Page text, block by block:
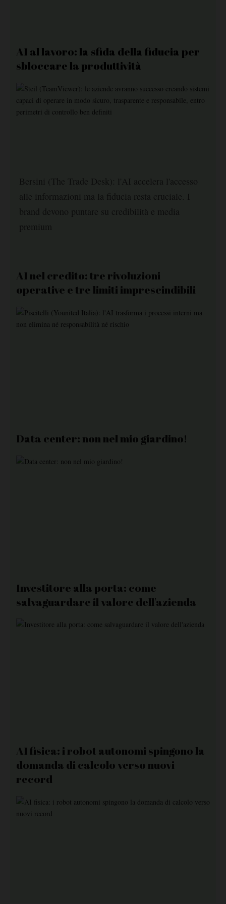
AI al lavoro: la sfida della fiducia per
sbloccare la produttività
Bersini (The Trade Desk): l'AI accelera l'accesso
alle informazioni ma la fiducia resta cruciale. I
brand devono puntare su credibilità e media
premium
AI nel credito: tre rivoluzioni
operative e tre limiti imprescindibili
Data center: non nel mio giardino!
Investitore alla porta: come
salvaguardare il valore dell'azienda
AI fisica: i robot autonomi spingono la
domanda di calcolo verso nuovi
record